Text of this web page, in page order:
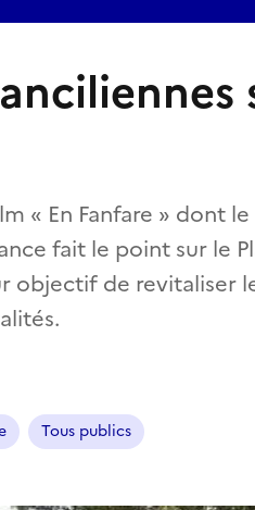
« En Fanfare » dont
fait le point sur le
objectif de revitaliser
Tous publics